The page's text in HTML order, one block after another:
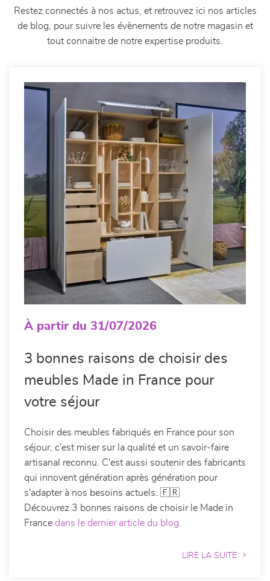
Restez connectés à nos actus, et retrouvez ici nos articles
de blog, pour suivre les évènements de notre magasin et
tout connaitre de notre expertise produits.
À partir du 31/07/2026
3 bonnes raisons de choisir des
meubles Made in France pour
votre séjour
Choisir des meubles fabriqués en France pour son
séjour, c'est miser sur la qualité et un savoir-faire
artisanal reconnu. C'est aussi soutenir des fabricants
qui innovent génération après génération pour
s'adapter à nos besoins actuels. 🇫🇷
Découvrez 3 bonnes raisons de choisir le Made in
France dans le dernier article du blog.
LIRE LA SUITE